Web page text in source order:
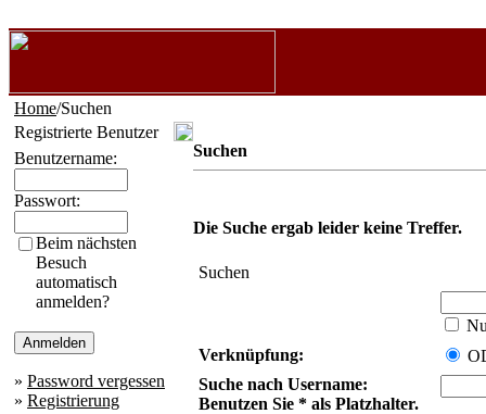
Home/Suchen
Registrierte Benutzer
Benutzername:
Passwort:
Beim nächsten
Besuch
automatisch
anmelden?
» Password vergessen
» Registrierung
Suchen
Die Suche ergab leider keine Treffer.
Suchen
Verknüpfung:
Suche nach Username:
Benutzen Sie * als Platzhalter.